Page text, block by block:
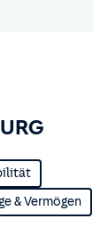
& Vermögen